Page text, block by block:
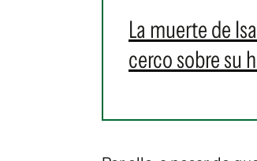
La muerte de
cerco sobre su